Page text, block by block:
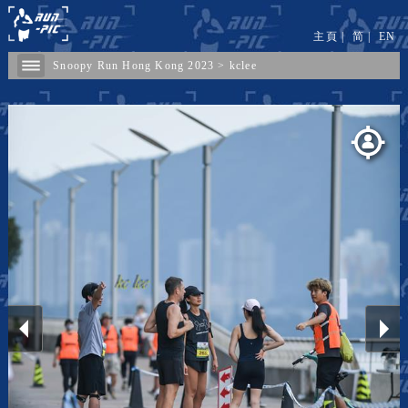
Snoopy Run Hong Kong 2023 > kclee
主頁 | 简| EN